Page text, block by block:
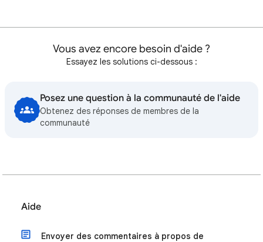
Vous avez encore besoin d'aide ?
Essayez les solutions ci-dessous :
Posez une question à la communauté de l'aide
Obtenez des réponses de membres de la
communauté
Aide
Envoyer des commentaires à propos de